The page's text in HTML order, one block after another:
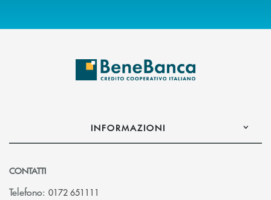
INFORMAZIONI
CONTATTI
Telefono: 0172 651111